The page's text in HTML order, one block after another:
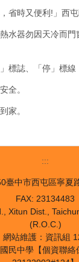
省時又便利!」西
水器勿因天冷而門
標誌、「停」標線
全。
家。
:::
臺中市西屯區寧夏
FAX: 23134483
Xitun Dist.,
(R.O.C.)
網站維護：資訊組
民中學【個資聯絡